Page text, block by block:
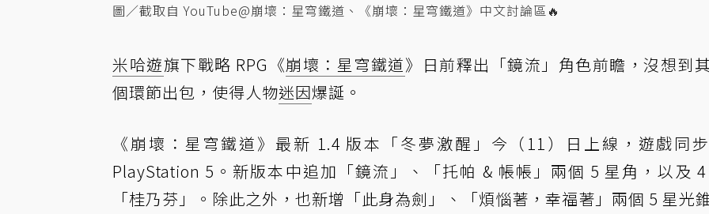
圖／截取自 YouTube@崩壞：星穹鐵道、《崩壞：星穹鐵道》中文討論區🔥
米哈遊旗下戰略 RPG《崩壞：星穹鐵道》日前釋出「鏡流」角色前瞻，沒想到
個環節出包，使得人物迷因爆誕。
《崩壞：星穹鐵道》最新 1.4 版本「冬夢激醒」今（11）日上線，遊戲同
PlayStation 5。新版本中追加「鏡流」、「托帕 & 帳帳」兩個 5 星角，以及 4
「桂乃芬」。除此之外，也新增「此身為劍」、「煩惱著，幸福著」兩個 5 星光